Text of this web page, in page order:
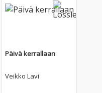
Päivä kerrallaan
Veikko Lavi